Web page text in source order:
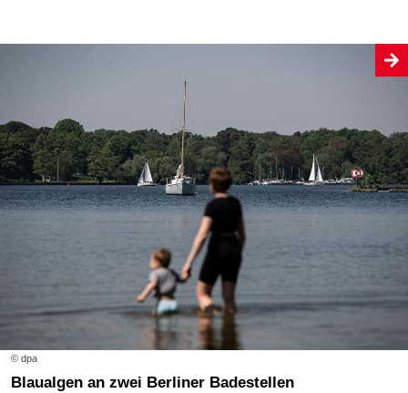
© dpa
Blaualgen an zwei Berliner Badestellen